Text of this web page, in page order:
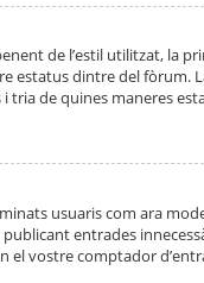
de l’estil utilitzat, la
estatus dintre del fòrum.
tria de quines maneres
usuaris com ara
entrades
vostre comptador